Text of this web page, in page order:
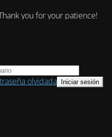
you for your patience!
olvidada